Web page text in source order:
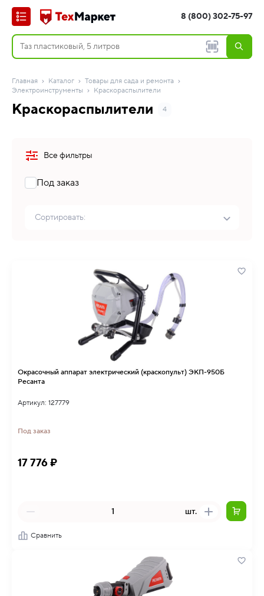
8 (800) 302-75-97
Главная Каталог
Товары для сада и ремонта
Электроинструменты
Краскораспылители
Краскораспылители 4
Все фильтры
Под заказ
Сортировать:
Окрасочный аппарат электрический (краскопульт) ЭКП-950Б
Ресанта
Артикул: 127779
Под заказ
17 776 ₽
шт.
Сравнить